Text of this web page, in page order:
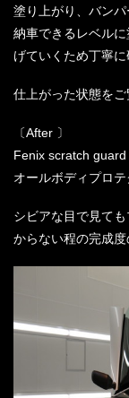
塗り上がり、バン
納車できるレベル
げていくため丁寧に
仕上がった状態をご
〔After 〕
Fenix scratch guard
オールボディプロテ
シビアな目で見て
からない程の完成度